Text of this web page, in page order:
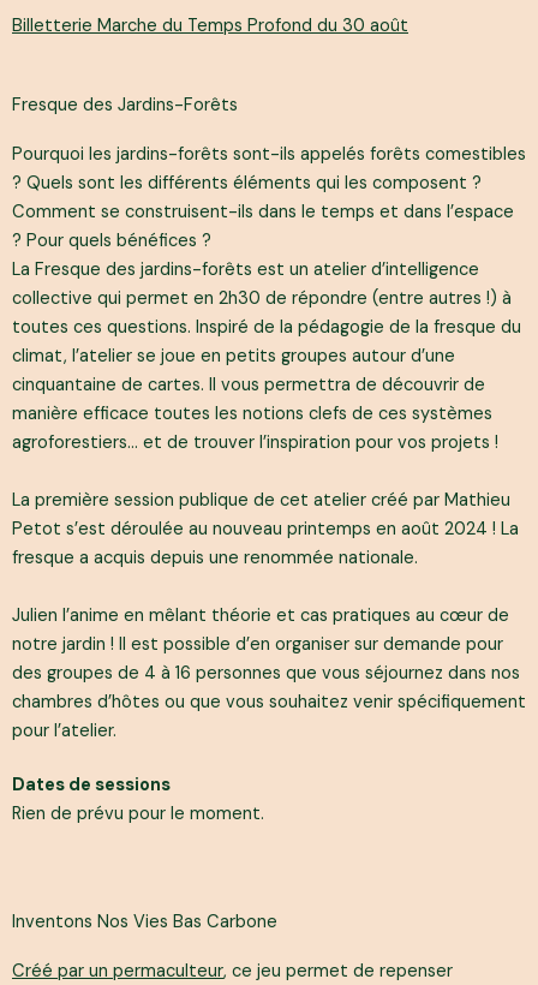
Billetterie Marche du Temps Profond du 30 août
Fresque des Jardins-Forêts
Pourquoi les jardins-forêts sont-ils appelés forêts comestibles
? Quels sont les différents éléments qui les composent ?
Comment se construisent-ils dans le temps et dans l’espace
? Pour quels bénéfices ?
La Fresque des jardins-forêts est un atelier d’intelligence
collective qui permet en 2h30 de répondre (entre autres !) à
toutes ces questions. Inspiré de la pédagogie de la fresque du
climat, l’atelier se joue en petits groupes autour d’une
cinquantaine de cartes. Il vous permettra de découvrir de
manière efficace toutes les notions clefs de ces systèmes
agroforestiers… et de trouver l’inspiration pour vos projets !
La première session publique de cet atelier créé par Mathieu
Petot s’est déroulée au nouveau printemps en août 2024 ! La
fresque a acquis depuis une renommée nationale.
Julien l’anime en mêlant théorie et cas pratiques au cœur de
notre jardin ! Il est possible d’en organiser sur demande pour
des groupes de 4 à 16 personnes que vous séjournez dans nos
chambres d’hôtes ou que vous souhaitez venir spécifiquement
pour l’atelier.
Dates de sessions
Rien de prévu pour le moment.
Inventons Nos Vies Bas Carbone
Créé par un permaculteur, ce jeu permet de repenser